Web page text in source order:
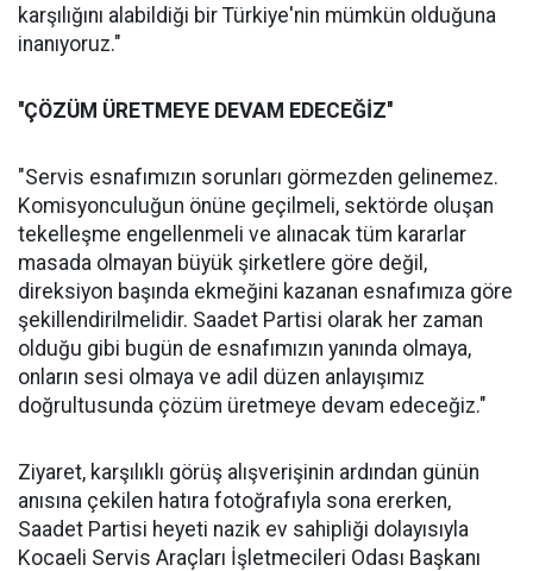
karşılığını alabildiği bir Türkiye'nin mümkün olduğuna
inanıyoruz."
''ÇÖZÜM ÜRETMEYE DEVAM EDECEĞİZ''
"Servis esnafımızın sorunları görmezden gelinemez.
Komisyonculuğun önüne geçilmeli, sektörde oluşan
tekelleşme engellenmeli ve alınacak tüm kararlar
masada olmayan büyük şirketlere göre değil,
direksiyon başında ekmeğini kazanan esnafımıza göre
şekillendirilmelidir. Saadet Partisi olarak her zaman
olduğu gibi bugün de esnafımızın yanında olmaya,
onların sesi olmaya ve adil düzen anlayışımız
doğrultusunda çözüm üretmeye devam edeceğiz."
Ziyaret, karşılıklı görüş alışverişinin ardından günün
anısına çekilen hatıra fotoğrafıyla sona ererken,
Saadet Partisi heyeti nazik ev sahipliği dolayısıyla
Kocaeli Servis Araçları İşletmecileri Odası Başkanı